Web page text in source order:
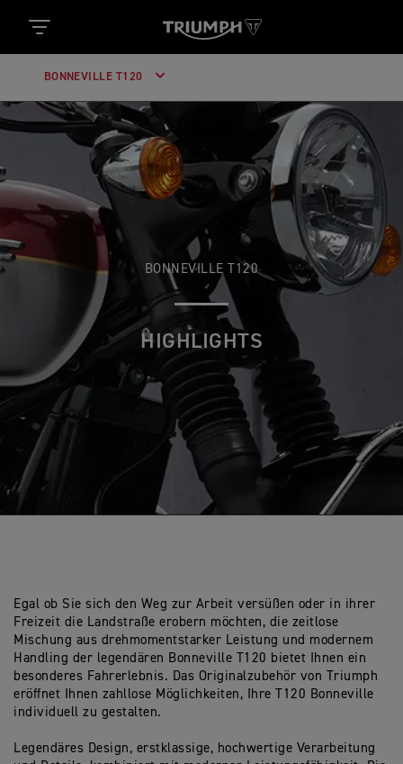
BONNEVILLE T120
BONNEVILLE T120
HIGHLIGHTS
Egal ob Sie sich den Weg zur Arbeit versüßen oder in ihrer
Freizeit die Landstraße erobern möchten, die zeitlose
Mischung aus drehmomentstarker Leistung und modernem
Handling der legendären Bonneville T120 bietet Ihnen ein
besonderes Fahrerlebnis. Das Originalzubehör von Triumph
eröffnet Ihnen zahllose Möglichkeiten, Ihre T120 Bonneville
individuell zu gestalten.
Legendäres Design, erstklassige, hochwertige Verarbeitung